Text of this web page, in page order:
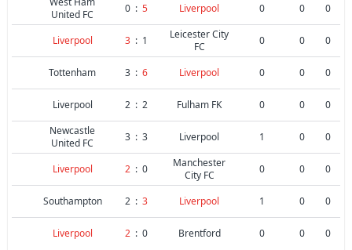
United FC
0 : 5 Liverpool 0 0 0
Liverpool 3 : 1
Leicester City
FC
0 0 0
Tottenham 3 : 6 Liverpool 0 0 0
Liverpool 2 : 2 Fulham FK 0 0
0
Newcastle
United FC
3 : 3 Liverpool 1 0 0
Liverpool 2 : 0
Manchester
City FC
0 0 0
Southampton 2 : 3 Liverpool 1 0 0
Liverpool 2 : 0 Brentford 0 0 0